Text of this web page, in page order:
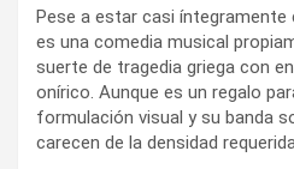
Pese a estar casi íntegramente
es una comedia musical
suerte de tragedia griega con
onírico. Aunque es un regalo
formulación visual y su banda
carecen de la densidad